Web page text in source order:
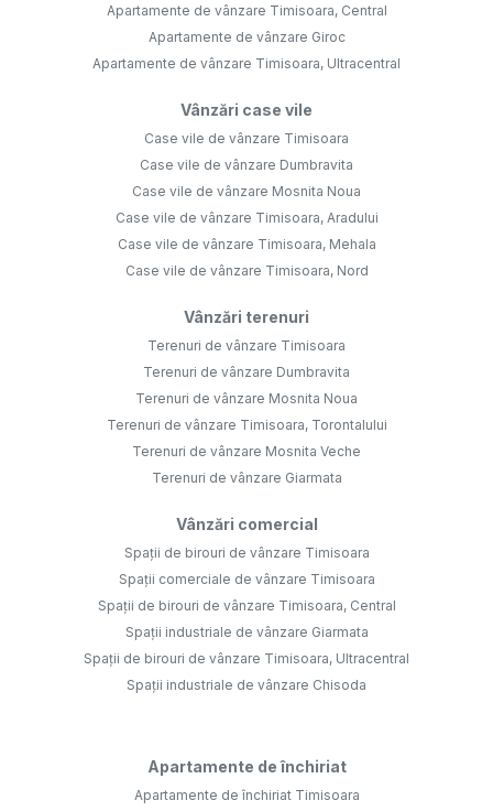
Apartamente de vânzare Timisoara, Central
Apartamente de vânzare Giroc
Apartamente de vânzare Timisoara, Ultracentral
Vânzări case vile
Case vile de vânzare Timisoara
Case vile de vânzare Dumbravita
Case vile de vânzare Mosnita Noua
Case vile de vânzare Timisoara, Aradului
Case vile de vânzare Timisoara, Mehala
Case vile de vânzare Timisoara, Nord
Vânzări terenuri
Terenuri de vânzare Timisoara
Terenuri de vânzare Dumbravita
Terenuri de vânzare Mosnita Noua
Terenuri de vânzare Timisoara, Torontalului
Terenuri de vânzare Mosnita Veche
Terenuri de vânzare Giarmata
Vânzări comercial
Spații de birouri de vânzare Timisoara
Spații comerciale de vânzare Timisoara
Spații de birouri de vânzare Timisoara, Central
Spații industriale de vânzare Giarmata
Spații de birouri de vânzare Timisoara, Ultracentral
Spații industriale de vânzare Chisoda
Apartamente de închiriat
Apartamente de închiriat Timisoara